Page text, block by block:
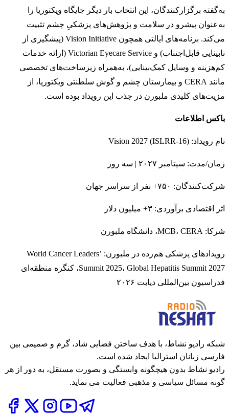
به‌گفته برگزارکنندگان، این انتخاب بار دیگر جایگاه ویکتوریا را
به‌عنوان پیشرو در سلامت و پژوهش‌های پزشکیِ چشم تثبیت
می‌کند. برنامه‌های ایالتی همچون Vision Initiative (پیشگیری از
نابینایی قابل‌اجتناب) و Victorian Eyecare Service (ارائه خدمات
کم‌هزینه و وسایل کمک‌بینایی)، به‌همراه زیرساخت‌های تخصصی
مانند CERA و بیمارستان چشم و گوش سلطنتی ویکتوریا، از
مزیت‌های کلیدی ملبورن در جذب این رویداد بوده است.
باکس اطلاعات
نام رویداد: Vision 2027 (ISLRR-16)
زمان/مدت: سپتامبر ۲۰۲۷ | سه روز
شرکت‌کنندگان: ۷۵۰+ نفر از سراسر جهان
اثر اقتصادی برآوردی: ۳+ میلیون دلار
شرکا: MCB، CERA، دانشگاه ملبورن
رویدادهای پزشکی هم‌رده در ملبورن: World Cancer Leaders’
Summit 2025، Global Hepatitis Summit 2027، کنگره منطقه‌ای
فدراسیون بین‌المللی دیابت ۲۰۲۶
شبکه رادیو نشاط، با هدف ساختن فضایی شاد، گرم و صمیمی بین
فارسی زبانان استرالیا ایجاد شده است.
رادیو نشاط بدون هیچگونه وابستگی و بصورت مستقل، به دور از هر
گونه مسائل سیاسی و مذهبی فعالیت می نماید.